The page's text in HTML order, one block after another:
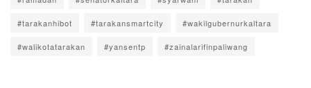
#tarakanhibot #tarakansmartcity #wakilgubernurkaltara
#walikotatarakan #yansentp #zainalarifinpaliwang